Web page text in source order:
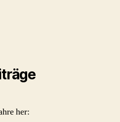
her: